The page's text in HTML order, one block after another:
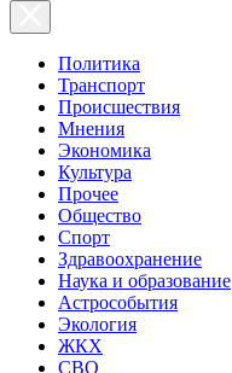
Политика
Транспорт
Происшествия
Мнения
Экономика
Культура
Прочее
Общество
Спорт
Здравоохранение
Наука и образование
Астрособытия
Экология
ЖКХ
СВО